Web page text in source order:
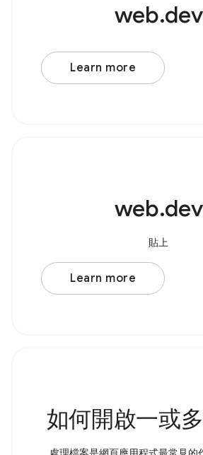
web.dev
Learn more
web.dev
貼上
Learn more
如何開啟一或